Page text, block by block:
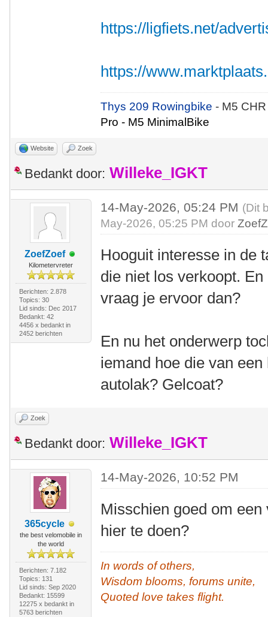
https://ligfiets.net/
https://
Thys 209 Rowingbike- M5
Pro - M5 MinimalBike
Website Zoek
Bedankt door: Willeke_IGKT
ZoefZoef
Kilometervreter
Berichten: 2.878
Topics: 30
Lid sinds: Dec 2017
Bedankt: 42
4456 x bedankt in
2452 berichten
14-May-2026, 05:24 PM (Dit
May-2026, 05:25 PM door
Hooguit interesse in de
die niet los verkoopt.
vraag je ervoor dan?
En nu het onderwerp
iemand hoe die van
autolak? Gelcoat?
Zoek
Bedankt door: Willeke_IGKT
365cycle
the best velomobile in
the world
Berichten: 7.182
Topics: 131
Lid sinds: Sep 2020
Bedankt: 15599
12275 x bedankt in
5763 berichten
14-May-2026, 10:52 PM
Misschien goed om
hier te doen?
In words of others,
Wisdom blooms, forums unite,
Quoted love takes flight.